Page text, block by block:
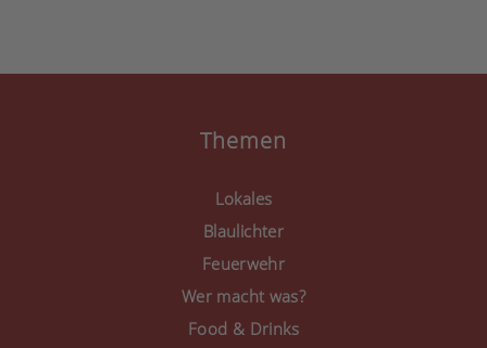
Mehr Informationen
Akzeptieren
Consent Management
Themen
Lokales
Blaulichter
Feuerwehr
Wer macht was?
Food & Drinks